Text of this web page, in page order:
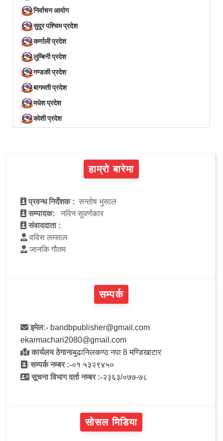
निर्वाचन आयोग
सुदूर पश्चिम प्रदेश
कर्णाली प्रदेश
लुम्बिनी प्रदेश
गण्डकी प्रदेश
बागमती प्रदेश
मधेश प्रदेश
कोशी प्रदेश
हाम्रो बारेमा
प्रवन्ध निर्देशक : सन्तोष भुसाल
सम्पादक:
नविन सुवर्णकार
संवाददाता :
वविस लम्साल
जानकि गौतम
सम्पर्क
इमेल:- bandbpublisher@gmail.com
ekarmachari2080@gmail.com
कार्यलय ठेगानाबुढानिलकण्ठ नपा 8 मण्डिखाटार
सम्पर्क नम्बर :-०१ ५३२९४५०
सूचना विभाग दर्ता नम्बर :-२३६३/०७७-७८
सोसल मिडिया